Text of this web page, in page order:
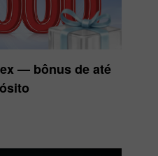
— bônus de até